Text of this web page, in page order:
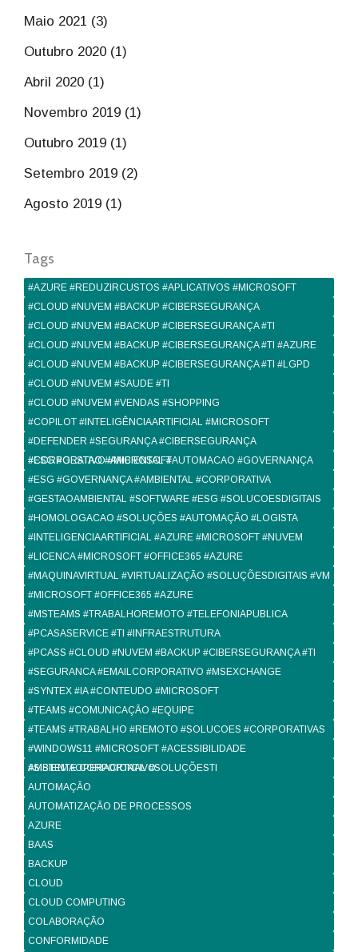
Maio 2021 (3)
Outubro 2020 (1)
Abril 2020 (1)
Novembro 2019 (1)
Outubro 2019 (1)
Setembro 2019 (2)
Agosto 2019 (1)
Tags
#AZURE #REDUZIRCUSTOS #APLICATIVOS #MICROSOFT
#CLOUD #NUVEM #BACKUP #CIBERSEGURANÇA
#CLOUD #NUVEM #BACKUP #CIBERSEGURANÇA #TI
#CLOUD #NUVEM #BACKUP #CIBERSEGURANÇA #TI #AZURE
#CLOUD #NUVEM #BACKUP #CIBERSEGURANÇA #TI #LGPD
#CLOUD #NUVEM #SAUDE #TI
#CLOUD #NUVEM #VENDAS #SHOPPING
#COPILOT #INTELIGÊNCIAARTIFICIAL #MICROSOFT
#DEFENDER #SEGURANÇA #CIBERSEGURANÇA
#CORPORATIVO #MICROSOFT
#ESG #GESTAO #AMBIENTAL #AUTOMACAO #GOVERNANÇA
#ESG #GOVERNANÇA #AMBIENTAL #CORPORATIVA
#GESTAOAMBIENTAL #SOFTWARE #ESG #SOLUCOESDIGITAIS
#HOMOLOGACAO #SOLUÇÕES #AUTOMAÇÃO #LOGISTA
#INTELIGENCIAARTIFICIAL #AZURE #MICROSOFT #NUVEM
#LICENCA #MICROSOFT #OFFICE365 #AZURE
#MAQUINAVIRTUAL #VIRTUALIZAÇÃO #SOLUÇÕESDIGITAIS #VM
#MICROSOFT #OFFICE365 #AZURE
#MSTEAMS #TRABALHOREMOTO #TELEFONIAPUBLICA
#PCASASERVICE #TI #INFRAESTRUTURA
#PCASS #CLOUD #NUVEM #BACKUP #CIBERSEGURANÇA #TI
#SEGURANCA #EMAILCORPORATIVO #MSEXCHANGE
#SYNTEX #IA #CONTEUDO #MICROSOFT
#TEAMS #COMUNICAÇÃO #EQUIPE
#TEAMS #TRABALHO #REMOTO #SOLUCOES #CORPORATIVAS
#WINDOWS11 #MICROSOFT #ACESSIBILIDADE
#SISTEMAOPERACIONAL #SOLUÇÕESTI
AMBIENTE CORPORTATIVO
AUTOMAÇÃO
AUTOMATIZAÇÃO DE PROCESSOS
AZURE
BAAS
BACKUP
CLOUD
CLOUD COMPUTING
COLABORAÇÃO
CONFORMIDADE